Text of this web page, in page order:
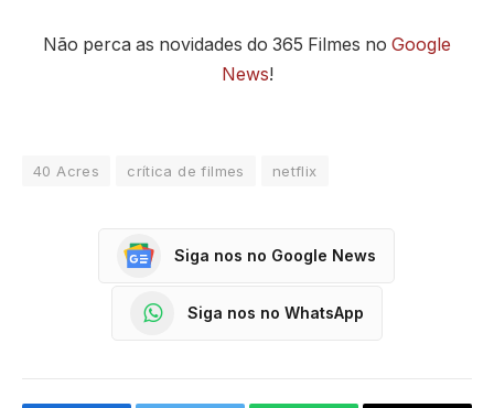
Não perca as novidades do 365 Filmes no Google
News!
40 Acres crítica de filmes netflix
Siga nos no Google News
Siga nos no WhatsApp